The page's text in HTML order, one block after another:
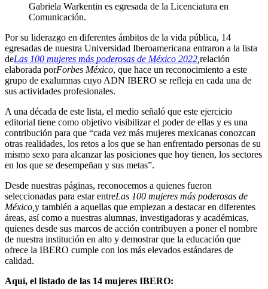
Gabriela Warkentin es egresada de la Licenciatura en
Comunicación.
Por su liderazgo en diferentes ámbitos de la vida pública, 14
egresadas de nuestra Universidad Iberoamericana entraron a la lista
deLas 100 mujeres más poderosas de México 2022 relación
elaborada porForbes México, que hace un reconocimiento a este
grupo de exalumnas cuyo ADN IBERO se refleja en cada una de
sus actividades profesionales.
A una década de este lista, el medio señaló que este ejercicio
editorial tiene como objetivo visibilizar el poder de ellas y es una
contribución para que “cada vez más mujeres mexicanas conozcan
otras realidades, los retos a los que se han enfrentado personas de su
mismo sexo para alcanzar las posiciones que hoy tienen, los sectores
en los que se desempeñan y sus metas”.
Desde nuestras páginas, reconocemos a quienes fueron
seleccionadas para estar entreLas 100 mujeres más poderosas de
México, y también a aquellas que empiezan a destacar en diferentes
áreas, así como a nuestras alumnas, investigadoras y académicas,
quienes desde sus marcos de acción contribuyen a poner el nombre
de nuestra institución en alto y demostrar que la educación que
ofrece la IBERO cumple con los más elevados estándares de
calidad.
Aquí, el listado de las 14 mujeres IBERO: